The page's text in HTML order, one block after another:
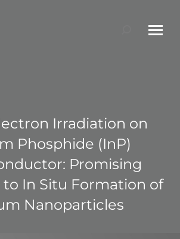
Search:
Irradiation on
Phosphide (InP)
Promising
to In Situ Formation of
Nanoparticles